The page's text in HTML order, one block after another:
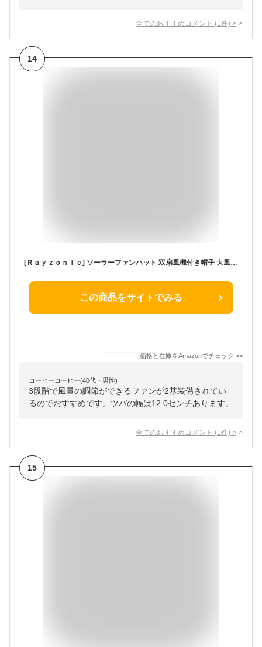
全てのおすすめコメント (1 件) >
14
[Ｒａｙｚｏｎｉｃ] ソーラーファンハット 双扇風機付き帽子 大風量 釣り用帽子 USB充電・ソーラー充電対応 3段階風量調節 12cmつば ファン付きハット 日焼け防止 通気メッシュ帽体 通気性 吸湿速乾 熱中症対策 釣り 登山用 (ネイビー)
この商品をサイトでみる
価格と在庫をAmazonでチェック >>
コーヒーコーヒー(40代・男性)
3段階で風量の調節ができるファンが2基装備されてい
るのでおすすめです。ツバの幅は12.0センチあります。
全てのおすすめコメント (1 件) >
15